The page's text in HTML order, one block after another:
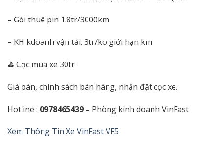
– Gói thuê pin 1.8tr/3000km
– KH kdoanh vận tải: 3tr/ko giới hạn km
⛳️ Cọc mua xe 30tr
Giá bán, chính sách bán hàng, nhận đặt cọc xe.
Hotline : 0978465439 – Phòng kinh doanh VinFast
Xem Thông Tin Xe VinFast VF5